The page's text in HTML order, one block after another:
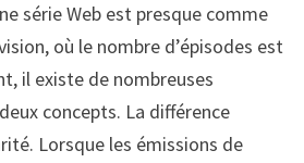
série Web est presque comme
où le nombre d’épisodes est
il existe de nombreuses
concepts. La différence
Lorsque les émissions de